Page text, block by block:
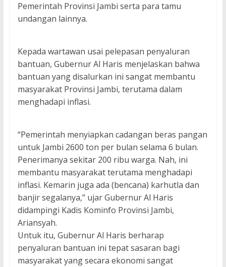
Pemerintah Provinsi Jambi serta para tamu
undangan lainnya.
Kepada wartawan usai pelepasan penyaluran
bantuan, Gubernur Al Haris menjelaskan bahwa
bantuan yang disalurkan ini sangat membantu
masyarakat Provinsi Jambi, terutama dalam
menghadapi inflasi.
“Pemerintah menyiapkan cadangan beras pangan
untuk Jambi 2600 ton per bulan selama 6 bulan.
Penerimanya sekitar 200 ribu warga. Nah, ini
membantu masyarakat terutama menghadapi
inflasi. Kemarin juga ada (bencana) karhutla dan
banjir segalanya,” ujar Gubernur Al Haris
didampingi Kadis Kominfo Provinsi Jambi,
Ariansyah.
Untuk itu, Gubernur Al Haris berharap
penyaluran bantuan ini tepat sasaran bagi
masyarakat yang secara ekonomi sangat